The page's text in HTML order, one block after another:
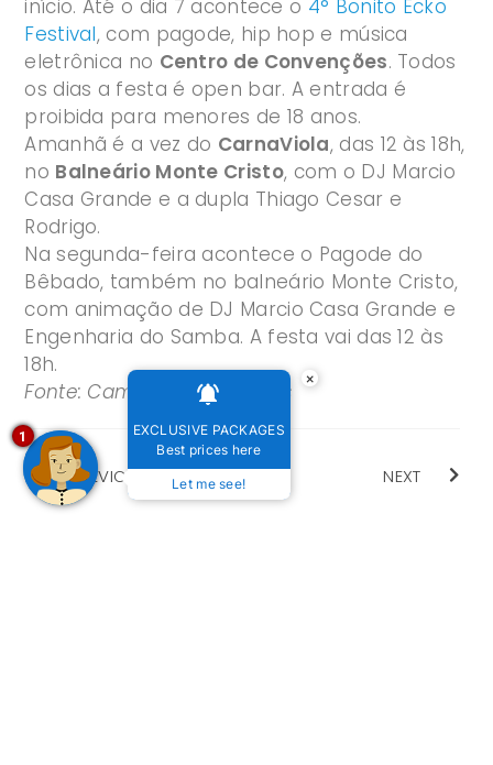
início. Até o dia 7 acontece o 4° Bonito Ecko
Festival, com pagode, hip hop e música
eletrônica no Centro de Convenções. Todos
os dias a festa é open bar. A entrada é
proibida para menores de 18 anos.
Amanhã é a vez do CarnaViola, das 12 às 18h,
no Balneário Monte Cristo, com o DJ Marcio
Casa Grande e a dupla Thiago Cesar e
Rodrigo.
Na segunda-feira acontece o Pagode do
Bêbado, também no balneário Monte Cristo,
com animação de DJ Marcio Casa Grande e
Engenharia do Samba. A festa vai das 12 às
18h.
Fonte: Campo Grande News
PREVIOUS NEXT
×
EXCLUSIVE PACKAGES
Best prices here
Let me see!
1